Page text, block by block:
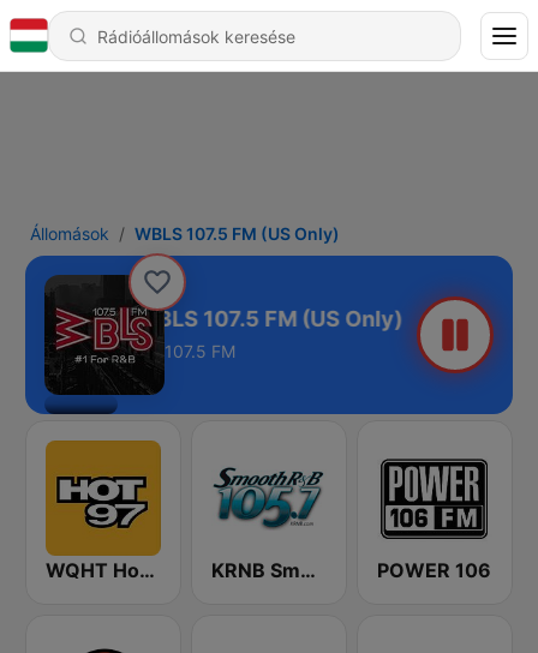
Állomások WBLS 107.5 FM (US Only)
WBLS 107.5 FM (US Only)
107.5 FM
WQHT Hot 97 FM KRNB Smooth R&B 105.7 FM (US Only) POWER 106